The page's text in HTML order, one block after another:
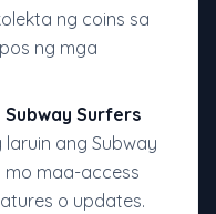
ng coins sa
ng mga
Surfers
ang Subway
mo maa-access
o updates.